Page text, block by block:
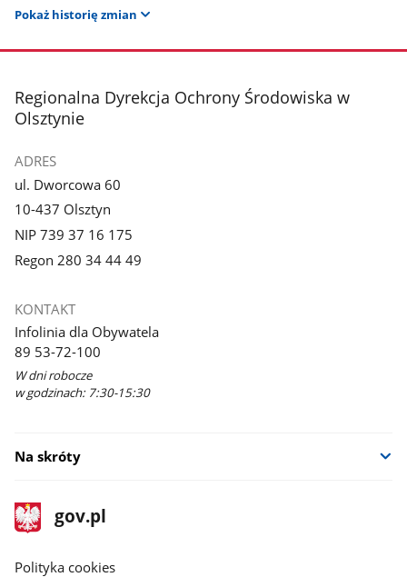
Pokaż historię zmian
stopka
Regionalna Dyrekcja Ochrony Środowiska w
Olsztynie
ADRES
ul. Dworcowa 60
10-437 Olsztyn
NIP 739 37 16 175
Regon 280 34 44 49
KONTAKT
Infolinia dla Obywatela
89 53-72-100
W dni robocze
w godzinach: 7:30-15:30
Na skróty
stopka
gov.pl
Strona
gov.pl
gov.pl
Polityka cookies